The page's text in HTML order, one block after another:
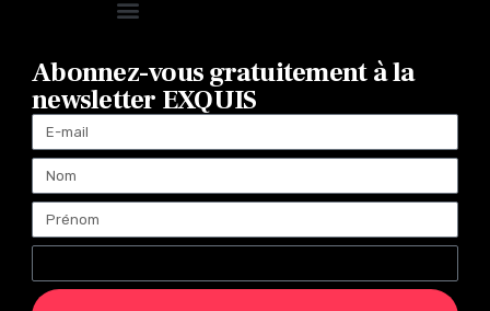
Abonnez-vous gratuitement à la
newsletter EXQUIS